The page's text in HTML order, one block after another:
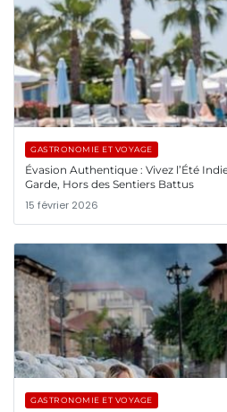
GASTRONOMIE ET VOYAGE
Évasion Authentique : Vivez l’Été
Garde, Hors des Sentiers Battus
15 février 2026
GASTRONOMIE ET VOYAGE